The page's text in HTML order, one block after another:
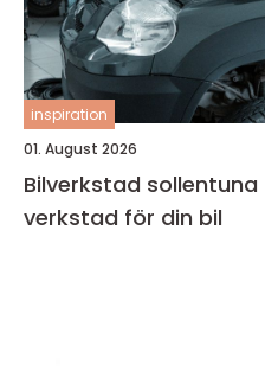
inspiration
01. August 2026
Bilverkstad sollentuna så hittar du rätt
verkstad för din bil